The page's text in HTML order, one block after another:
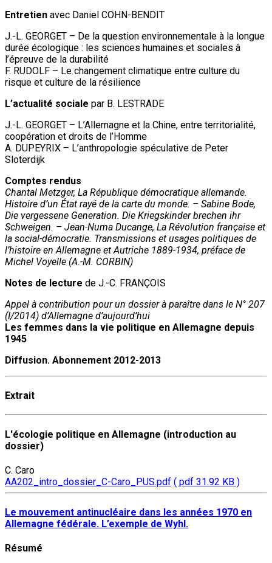
Entretien avec Daniel COHN-BENDIT
J.-L. GEORGET – De la question environnementale à la longue
durée écologique : les sciences humaines et sociales à
l’épreuve de la durabilité
F. RUDOLF – Le changement climatique entre culture du
risque et culture de la résilience
L’actualité sociale par B. LESTRADE
J.-L. GEORGET – L’Allemagne et la Chine, entre territorialité,
coopération et droits de l’Homme
A. DUPEYRIX – L’anthropologie spéculative de Peter
Sloterdijk
Comptes rendus
Chantal Metzger, La République démocratique allemande.
Histoire d’un État rayé de la carte du monde. – Sabine Bode,
Die vergessene Generation. Die Kriegskinder brechen ihr
Schweigen. – Jean-Numa Ducange, La Révolution française et
la social-démocratie. Transmissions et usages politiques de
l’histoire en Allemagne et Autriche 1889-1934, préface de
Michel Voyelle (A.-M. CORBIN)
Notes de lecture de J.-C. FRANÇOIS
Appel à contribution pour un dossier à paraître dans le N° 207
(I/2014) d’Allemagne d’aujourd’hui
Les femmes dans la vie politique en Allemagne depuis
1945
Diffusion. Abonnement 2012-2013
Extrait
L'écologie politique en Allemagne (introduction au
dossier)
C. Caro
AA202_intro_dossier_C-Caro_PUS.pdf ( pdf 31.92 KB )
Le mouvement antinucléaire dans les années 1970 en
Allemagne fédérale. L’exemple de Wyhl.
Résumé